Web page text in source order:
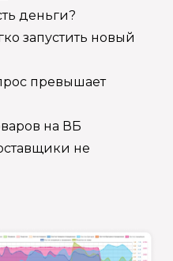
деньги?
запустить новый
превышает
на ВБ
не